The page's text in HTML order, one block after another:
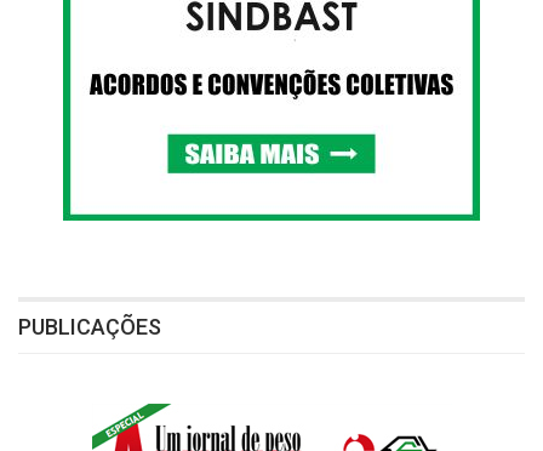
PUBLICAÇÕES